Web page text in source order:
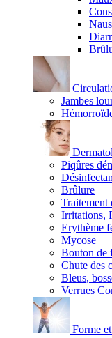
Jambes
Piqûres
Brûlure
Traitement
Irritations,
Erythème
Mycose
Bouton de
Chute des
Bleus,
Verrues
Forme